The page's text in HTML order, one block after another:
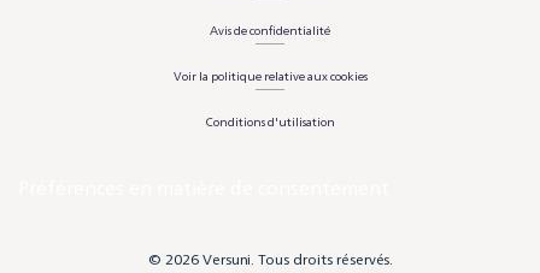
Avis de confidentialité
Voir la politique relative aux cookies
Conditions d'utilisation
© 2026 Versuni. Tous droits réservés.